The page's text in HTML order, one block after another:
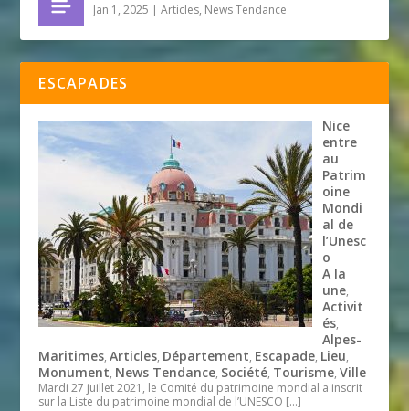
Jan 1, 2025 |Articles, News Tendance
ESCAPADES
Nice
entre
au
Patrim
oine
Mondi
al de
l’Unesc
o
A la
une,
Activit
és,
Alpes-
Maritimes,Articles, Département, Escapade, Lieu,
Monument, News Tendance, Société, Tourisme,Ville
Mardi 27 juillet 2021, le Comité du patrimoine mondial a inscrit
sur la Liste du patrimoine mondial de l’UNESCO […]